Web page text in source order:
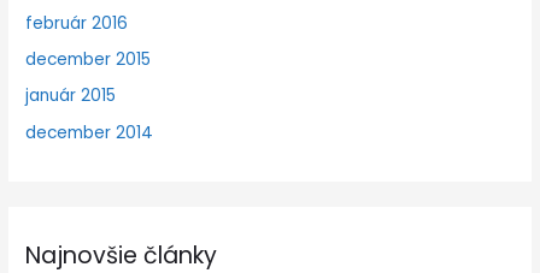
február 2016
december 2015
január 2015
december 2014
Najnovšie články